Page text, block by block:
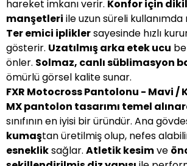
hareket imkanı verir. Konfor için
manşetleri ile uzun süreli kullanımda
Ter emici ipliklersayesinde hızlı
gösterir. Uzatılmış arka etek ucu
önler. Solmaz, canlı süblimasyon
ömürlü görsel kalite sunar.
FXR Motocross Pantolonu - Mavi /
MX pantolon tasarımı temel
sınıfının en iyisi bir üründür. Ana
kumaştan üretilmiş olup, nefes
esnekliksağlar. Atletik kesimve